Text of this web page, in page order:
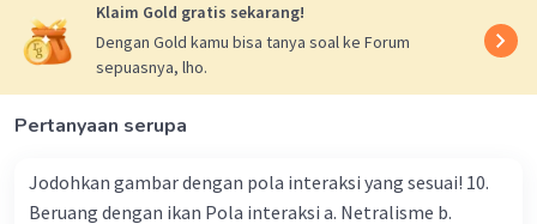
jaringan epitel.
3. **Organ**: Beberapa jenis jaringan yang berbeda
berkumpul dan bekerja bersama-sama untuk
membentuk organ, seperti jantung, paru-paru, hati, dan
4. **Sistem Organ**: Organ-organ yang berbeda
Klaim Gold gratis sekarang!
Dengan Gold kamu bisa tanya soal ke Forum
sepuasnya, lho.
Pertanyaan serupa
Jodohkan gambar dengan pola interaksi yang sesuai! 10.
Beruang dengan ikan Pola interaksi a. Netralisme b.